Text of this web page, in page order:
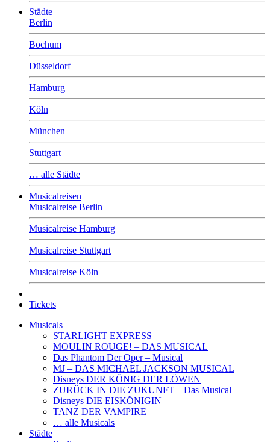
Städte
Berlin
Bochum
Düsseldorf
Hamburg
Köln
München
Stuttgart
… alle Städte
Musicalreisen
Musicalreise Berlin
Musicalreise Hamburg
Musicalreise Stuttgart
Musicalreise Köln
Tickets
Musicals
STARLIGHT EXPRESS
MOULIN ROUGE! – DAS MUSICAL
Das Phantom Der Oper – Musical
MJ – DAS MICHAEL JACKSON MUSICAL
Disneys DER KÖNIG DER LÖWEN
ZURÜCK IN DIE ZUKUNFT – Das Musical
Disneys DIE EISKÖNIGIN
TANZ DER VAMPIRE
… alle Musicals
Städte